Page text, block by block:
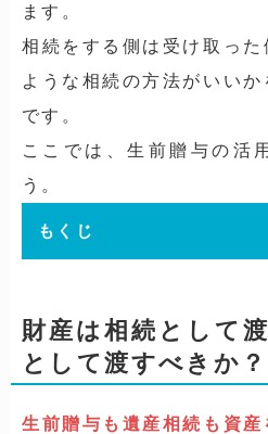
ます。
相続をする側は受け取っ
ような相続の方法がいい
です。
ここでは、生前贈与の活
う。
もくじ
財産は相続として
として渡すべきか？
生前贈与も遺産相続も資